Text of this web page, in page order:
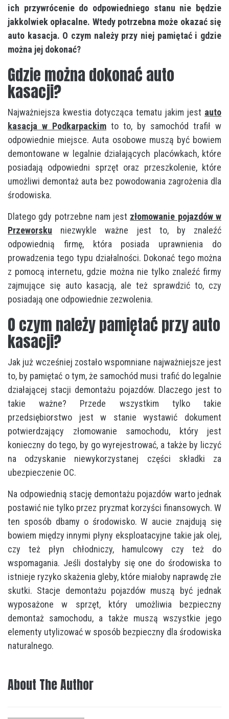
ich przywrócenie do odpowiedniego stanu nie będzie
jakkolwiek opłacalne. Wtedy potrzebna może okazać się
auto kasacja. O czym należy przy niej pamiętać i gdzie
można jej dokonać?
Gdzie można dokonać auto
kasacji?
Najważniejsza kwestia dotycząca tematu jakim jest auto
kasacja w Podkarpackim to to, by samochód trafił w
odpowiednie miejsce. Auta osobowe muszą być bowiem
demontowane w legalnie działających placówkach, które
posiadają odpowiedni sprzęt oraz przeszkolenie, które
umożliwi demontaż auta bez powodowania zagrożenia dla
środowiska.
Dlatego gdy potrzebne nam jest złomowanie pojazdów w
Przeworsku
niezwykle ważne jest to, by znaleźć
odpowiednią firmę, która posiada uprawnienia do
prowadzenia tego typu działalności. Dokonać tego można
z pomocą internetu, gdzie można nie tylko znaleźć firmy
zajmujące się auto kasacją, ale też sprawdzić to, czy
posiadają one odpowiednie zezwolenia.
O czym należy pamiętać przy auto
kasacji?
Jak już wcześniej zostało wspomniane najważniejsze jest
to, by pamiętać o tym, że samochód musi trafić do legalnie
działającej stacji demontażu pojazdów. Dlaczego jest to
takie ważne? Przede wszystkim tylko takie
przedsiębiorstwo jest w stanie wystawić dokument
potwierdzający złomowanie samochodu, który jest
konieczny do tego, by go wyrejestrować, a także by liczyć
na odzyskanie niewykorzystanej części składki za
ubezpieczenie OC.
Na odpowiednią stację demontażu pojazdów warto jednak
postawić nie tylko przez pryzmat korzyści finansowych. W
ten sposób dbamy o środowisko. W aucie znajdują się
bowiem między innymi płyny eksploatacyjne takie jak olej,
czy też płyn chłodniczy, hamulcowy czy też do
wspomagania. Jeśli dostałyby się one do środowiska to
istnieje ryzyko skażenia gleby, które miałoby naprawdę złe
skutki. Stacje demontażu pojazdów muszą być jednak
wyposażone w sprzęt, który umożliwia bezpieczny
demontaż samochodu, a także muszą wszystkie jego
elementy utylizować w sposób bezpieczny dla środowiska
naturalnego.
About The Author